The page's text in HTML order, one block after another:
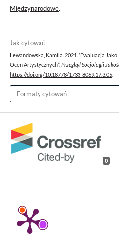
Międzynarodowe.
Jak cytować
Lewandowska, Kamila. 2021. “Ewaluacja
Ocen Artystycznych”. Przegląd Socjologii
https://doi.org/10.18778/1733-8069.17.3.05
Formaty cytowań
0